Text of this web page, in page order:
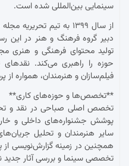
سینمایی بین‌المللی شده است.
از سال ۱۳۹۹ به تیم
دبیر گروه فرهنگ و هنر در این
تولید محتوای فرهنگی و هنری
حوزه را راهبری می‌کند.
فیلم‌سازان و هنرمندان، همواره
**تخصص‌ها و حوزه‌های کاری**
تخصص اصلی صباحی در نقد و
پوشش جشنواره‌های داخلی و
سایر هنرمندان و تحلیل
همچنین در زمینه گزارش‌نویسی
تخصصی سینما و بررسی آثار جدید